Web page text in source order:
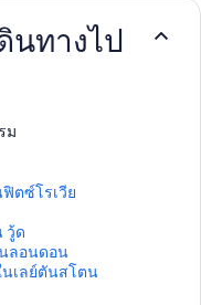
นทางไป
ม
ตซ์โรเวีย
วู้ด
ลอนดอน
นเลย์ตันสโตน